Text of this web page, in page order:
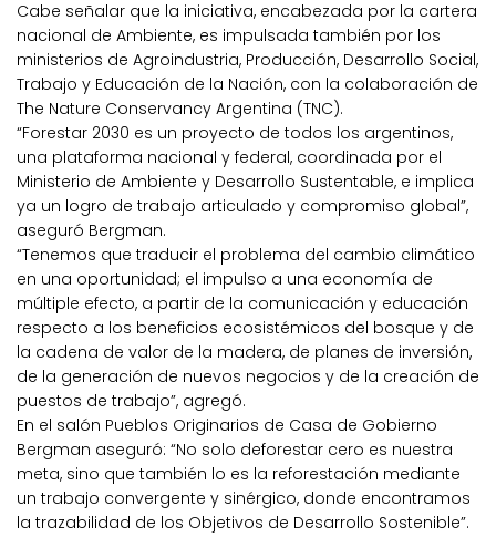
Cabe señalar que la iniciativa, encabezada por la cartera
nacional de Ambiente, es impulsada también por los
ministerios de Agroindustria, Producción, Desarrollo Social,
Trabajo y Educación de la Nación, con la colaboración de
The Nature Conservancy Argentina (TNC).
“Forestar 2030 es un proyecto de todos los argentinos,
una plataforma nacional y federal, coordinada por el
Ministerio de Ambiente y Desarrollo Sustentable, e implica
ya un logro de trabajo articulado y compromiso global”,
aseguró Bergman.
“Tenemos que traducir el problema del cambio climático
en una oportunidad; el impulso a una economía de
múltiple efecto, a partir de la comunicación y educación
respecto a los beneficios ecosistémicos del bosque y de
la cadena de valor de la madera, de planes de inversión,
de la generación de nuevos negocios y de la creación de
puestos de trabajo”, agregó.
En el salón Pueblos Originarios de Casa de Gobierno
Bergman aseguró: “No solo deforestar cero es nuestra
meta, sino que también lo es la reforestación mediante
un trabajo convergente y sinérgico, donde encontramos
la trazabilidad de los Objetivos de Desarrollo Sostenible”.